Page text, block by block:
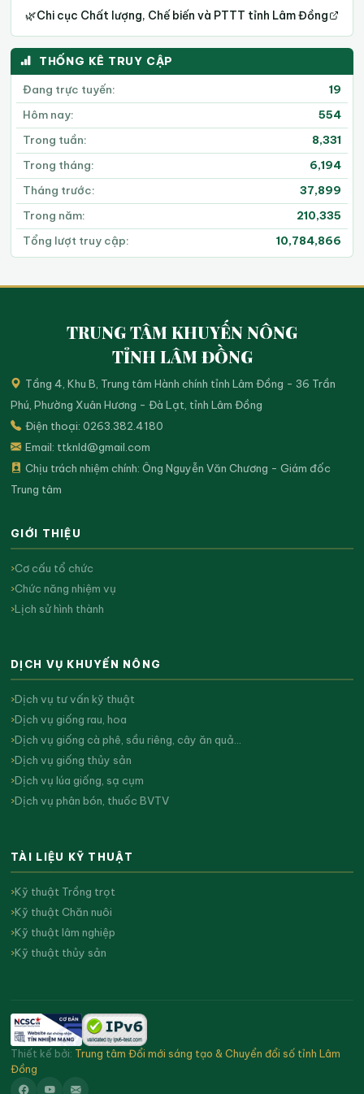
🌿Chi cục Chất lượng, Chế biến và PTTT tỉnh Lâm Đồng
THỐNG KÊ TRUY CẬP
Đang trực tuyến:
19
Hôm nay:
554
Trong tuần:
8,331
Trong tháng:
6,194
Tháng trước:
37,899
Trong năm:
210,335
Tổng lượt truy cập:
10,784,866
TRUNG TÂM KHUYẾN NÔNG
TỈNH LÂM ĐỒNG
Tầng 4, Khu B, Trung tâm Hành chính tỉnh Lâm Đồng - 36 Trần
Phú, Phường Xuân Hương - Đà Lạt, tỉnh Lâm Đồng
Điện thoại: 0263.382.4180
Email: ttknld@gmail.com
Chịu trách nhiệm chính: Ông Nguyễn Văn Chương - Giám đốc
Trung tâm
GIỚI THIỆU
Cơ cấu tổ chức
Chức năng nhiệm vụ
Lịch sử hình thành
DỊCH VỤ KHUYẾN NÔNG
Dịch vụ tư vấn kỹ thuật
Dịch vụ giống rau, hoa
Dịch vụ giống cà phê, sầu riêng, cây ăn quả…
Dịch vụ giống thủy sản
Dịch vụ lúa giống, sạ cụm
Dịch vụ phân bón, thuốc BVTV
TÀI LIỆU KỸ THUẬT
Kỹ thuật Trồng trọt
Kỹ thuật Chăn nuôi
Kỹ thuật lâm nghiệp
Kỹ thuật thủy sản
Thiết kế bởi: Trung tâm Đổi mới sáng tạo & Chuyển đổi số tỉnh Lâm
Đồng